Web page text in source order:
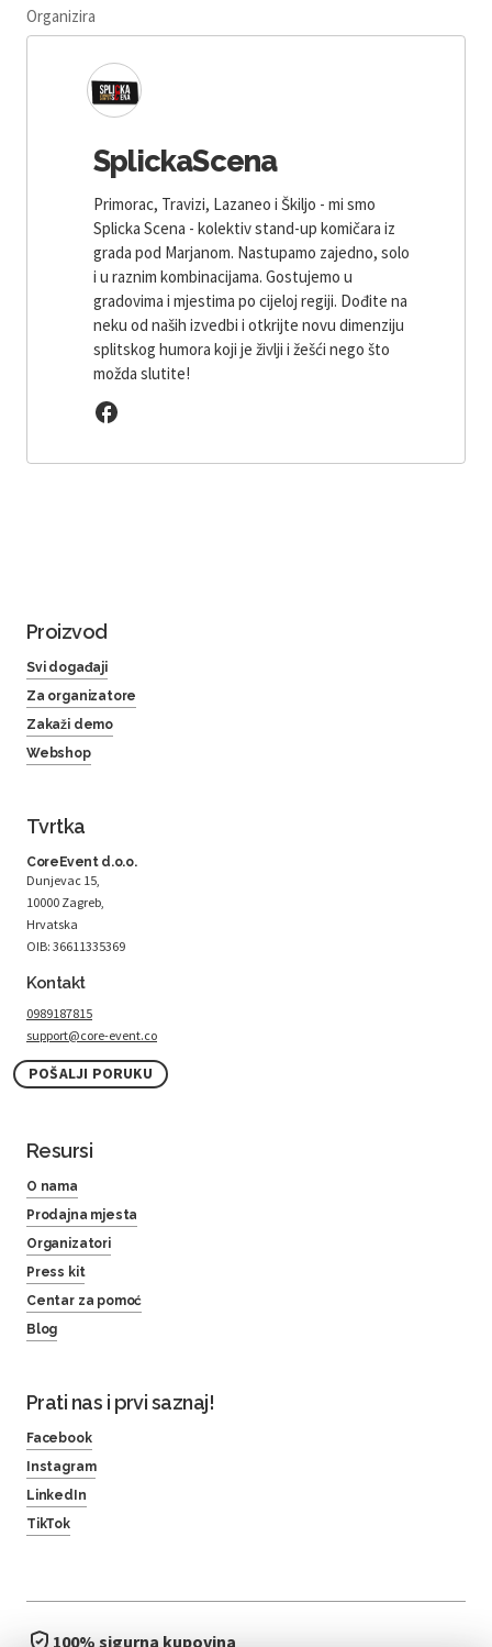
Organizira
SplickaScena
Primorac, Travizi, Lazaneo i Škiljo - mi smo
Splicka Scena - kolektiv stand-up komičara iz
grada pod Marjanom. Nastupamo zajedno, solo
i u raznim kombinacijama. Gostujemo u
gradovima i mjestima po cijeloj regiji. Dođite na
neku od naših izvedbi i otkrijte novu dimenziju
splitskog humora koji je življi i žešći nego što
možda slutite!
Proizvod
Svi događaji
Za organizatore
Zakaži demo
Webshop
Tvrtka
CoreEvent d.o.o.
Dunjevac 15,
10000 Zagreb,
Hrvatska
OIB: 36611335369
Kontakt
0989187815
support@core-event.co
POŠALJI PORUKU
Resursi
O nama
Prodajna mjesta
Organizatori
Press kit
Centar za pomoć
Blog
Prati nas i prvi saznaj!
Facebook
Instagram
LinkedIn
TikTok
100% sigurna kupovina